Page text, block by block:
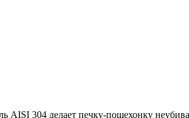
AISI 304 делает печку-пошехонку